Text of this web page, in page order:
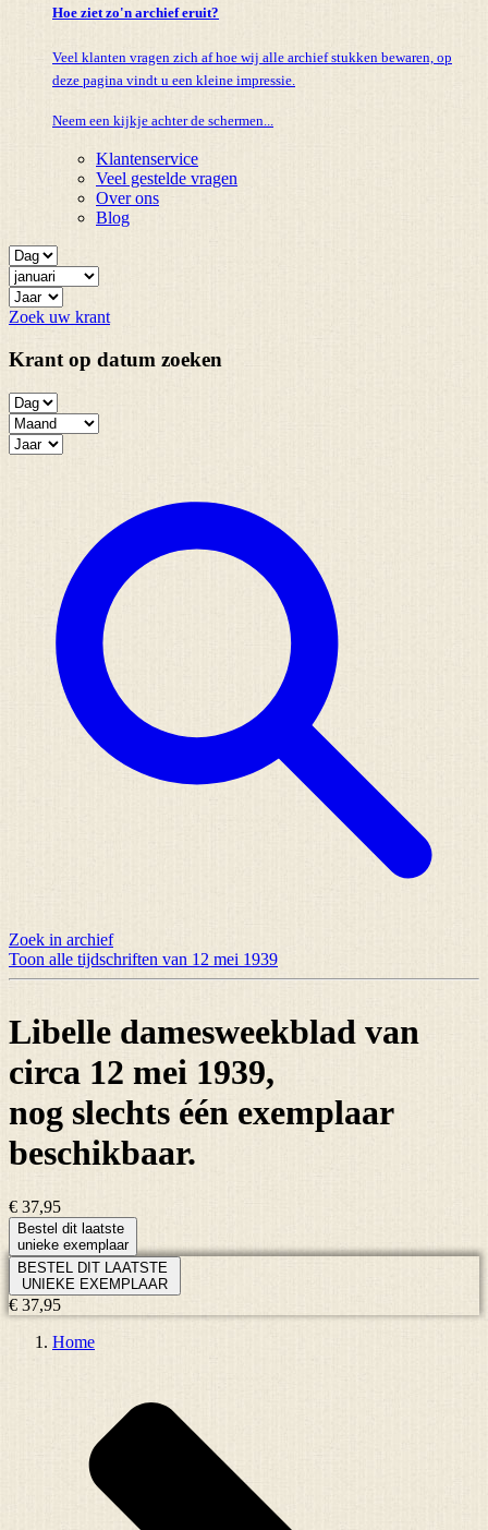
Hoe ziet zo'n archief eruit?
Veel klanten vragen zich af hoe wij alle archief stukken bewaren, op
deze pagina vindt u een kleine impressie.
Neem een kijkje achter de schermen...
Klantenservice
Veel gestelde vragen
Over ons
Blog
Zoek uw krant
Krant op datum zoeken
Zoek in archief
Toon alle tijdschriften van 12 mei 1939
Libelle damesweekblad van
circa 12 mei 1939,
nog slechts één exemplaar
beschikbaar.
€ 37,95
Bestel dit laatste
unieke exemplaar
BESTEL DIT LAATSTE
UNIEKE EXEMPLAAR
€ 37,95
Home